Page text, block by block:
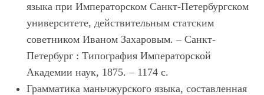
языка при Императорском Санкт-Петербургском
университете, действительным статским
советником Иваном Захаровым. – Санкт-
Петербург : Типография Императорской
Академии наук, 1875. – 1174 с.
Грамматика маньчжурского языка, составленная